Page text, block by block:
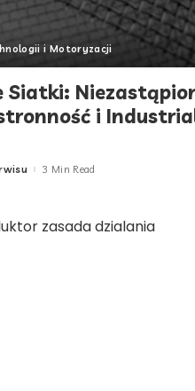
i Motoryzacji
Siatki:
i
3 Min Read